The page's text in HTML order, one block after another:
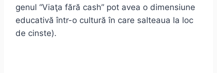
genul “Viaţa fără cash” pot avea o dimensiune
educativă într-o cultură în care salteaua la loc
de cinste).